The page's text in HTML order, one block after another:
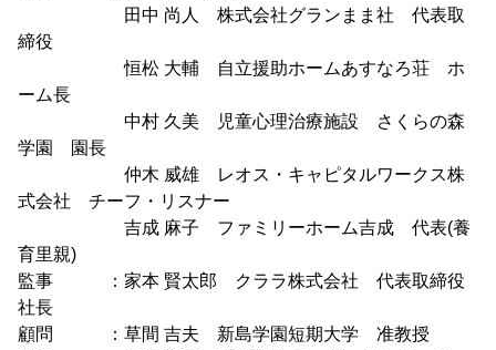
田中 尚人 株式会社グランまま社 代表取
締役
恒松 大輔 自立援助ホームあすなろ荘 ホ
ーム長
中村 久美 児童心理治療施設 さくらの森
学園 園長
仲木 威雄 レオス・キャピタルワークス株
式会社 チーフ・リスナー
吉成 麻子 ファミリーホーム吉成 代表(養
育里親)
監事 ：家本 賢太郎 クララ株式会社 代表取締役
社長
顧問 ：草間 吉夫 新島学園短期大学 准教授